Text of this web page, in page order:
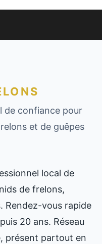
de confiance pour
et de guêpes
local de
de frelons,
Rendez-vous rapide
20 ans. Réseau
présent partout en